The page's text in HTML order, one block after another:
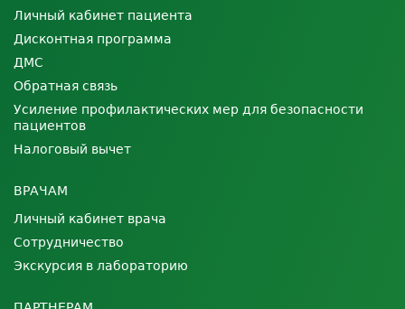
Личный кабинет пациента
Дисконтная программа
ДМС
Обратная связь
Усиление профилактических мер для безопасности
пациентов
Налоговый вычет
ВРАЧАМ
Личный кабинет врача
Сотрудничество
Экскурсия в лабораторию